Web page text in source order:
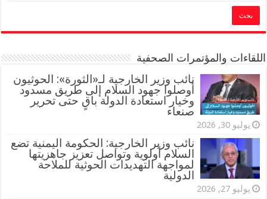
اللقاءات والمؤتمرات الصحفية
‏نائب وزير الخارجية لـ«الثورة»: الحوثيون
أوصلوا جهود السلام إلى طريق مسدود
وخيار استعادة الدولة باقٍ حتى تحرير
صنعاء
يوليو 30, 2026
نائب وزير الخارجية: الحكومة اليمنية تضع
السلام أولوية وتواصل تعزيز جاهزيتها
لمواجهة التهديدات الحوثية للملاحة
الدولية
يوليو 27, 2026